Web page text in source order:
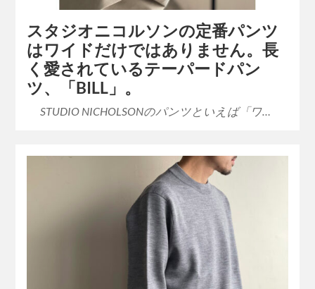
スタジオニコルソンの定番パンツ
はワイドだけではありません。長
く愛されているテーパードパン
ツ、「BILL」。
STUDIO NICHOLSONのパンツといえば「ワ…